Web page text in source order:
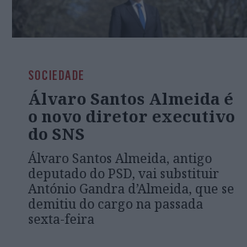
SOCIEDADE
Álvaro Santos Almeida é
o novo diretor executivo
do SNS
Álvaro Santos Almeida, antigo
deputado do PSD, vai substituir
António Gandra d’Almeida, que se
demitiu do cargo na passada
sexta-feira